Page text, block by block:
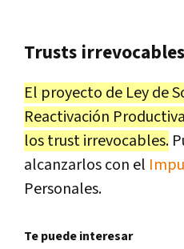
Trusts irrevocables
El proyecto de Ley de
Reactivación
los trust irrevocables.
alcanzarlos con el
Personales.
Te puede interesar